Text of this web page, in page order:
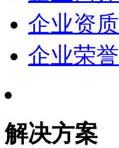
企业资质
企业荣誉
解决方案